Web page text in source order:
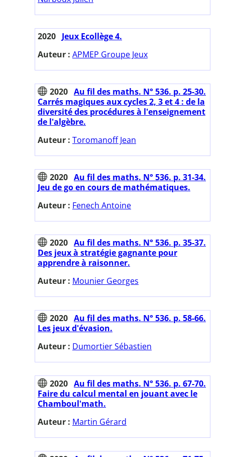
2020 Jeux Ecollège 4.
Auteur : APMEP Groupe Jeux
2020 Au fil des maths. N° 536. p. 25-30.
Carrés magiques aux cycles 2, 3 et 4 : de la
diversité des procédures à l'enseignement
de l'algèbre.
Auteur : Toromanoff Jean
2020 Au fil des maths. N° 536. p. 31-34.
Jeu de go en cours de mathématiques.
Auteur : Fenech Antoine
2020 Au fil des maths. N° 536. p. 35-37.
Des jeux à stratégie gagnante pour
apprendre à raisonner.
Auteur : Mounier Georges
2020 Au fil des maths. N° 536. p. 58-66.
Les jeux d'évasion.
Auteur : Dumortier Sébastien
2020 Au fil des maths. N° 536. p. 67-70.
Faire du calcul mental en jouant avec le
Chamboul'math.
Auteur : Martin Gérard